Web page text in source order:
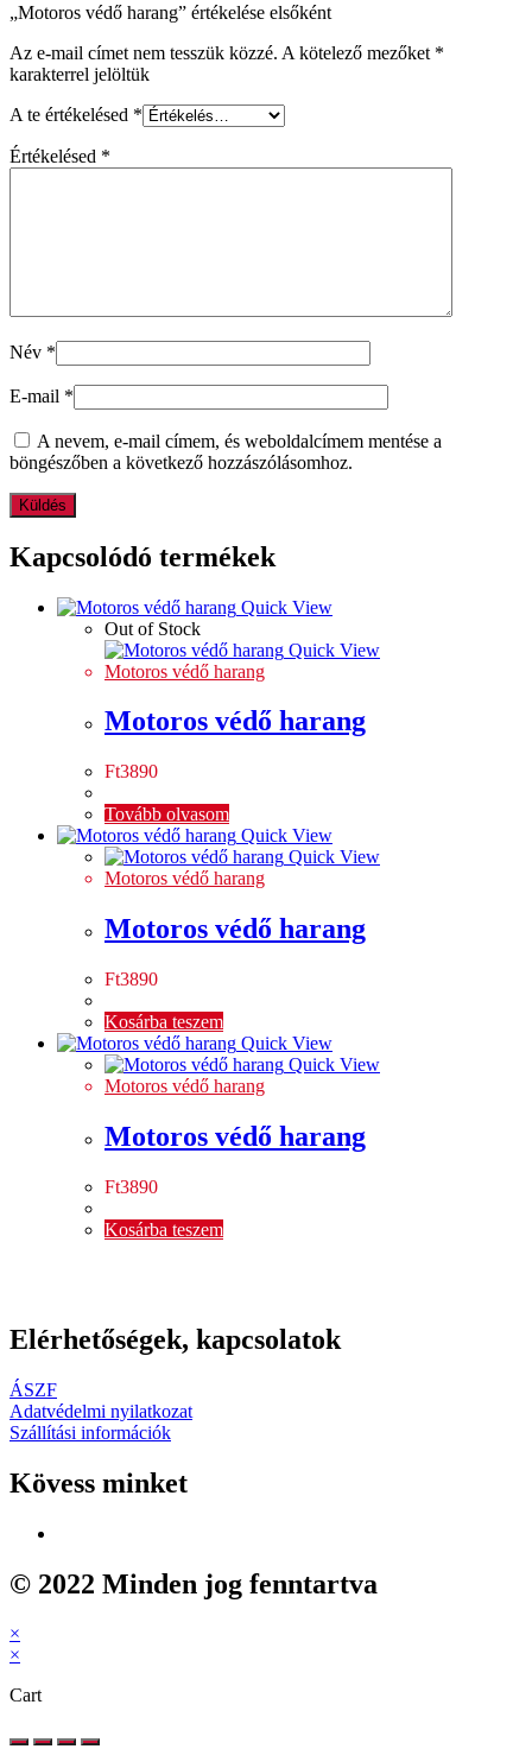
„Motoros védő harang” értékelése elsőként
Az e-mail címet nem tesszük közzé. A kötelező mezőket *
karakterrel jelöltük
A te értékelésed *
Értékelésed *
Név *
E-mail *
A nevem, e-mail címem, és weboldalcímem mentése a
böngészőben a következő hozzászólásomhoz.
Kapcsolódó termékek
Quick View
Out of Stock
Quick View
Motoros védő harang
Motoros védő harang
Ft3890
Tovább olvasom
Quick View
Quick View
Motoros védő harang
Motoros védő harang
Ft3890
Kosárba teszem
Quick View
Quick View
Motoros védő harang
Motoros védő harang
Ft3890
Kosárba teszem
Elérhetőségek, kapcsolatok
ÁSZF
Adatvédelmi nyilatkozat
Szállítási információk
Kövess minket
© 2022 Minden jog fenntartva
×
×
Cart